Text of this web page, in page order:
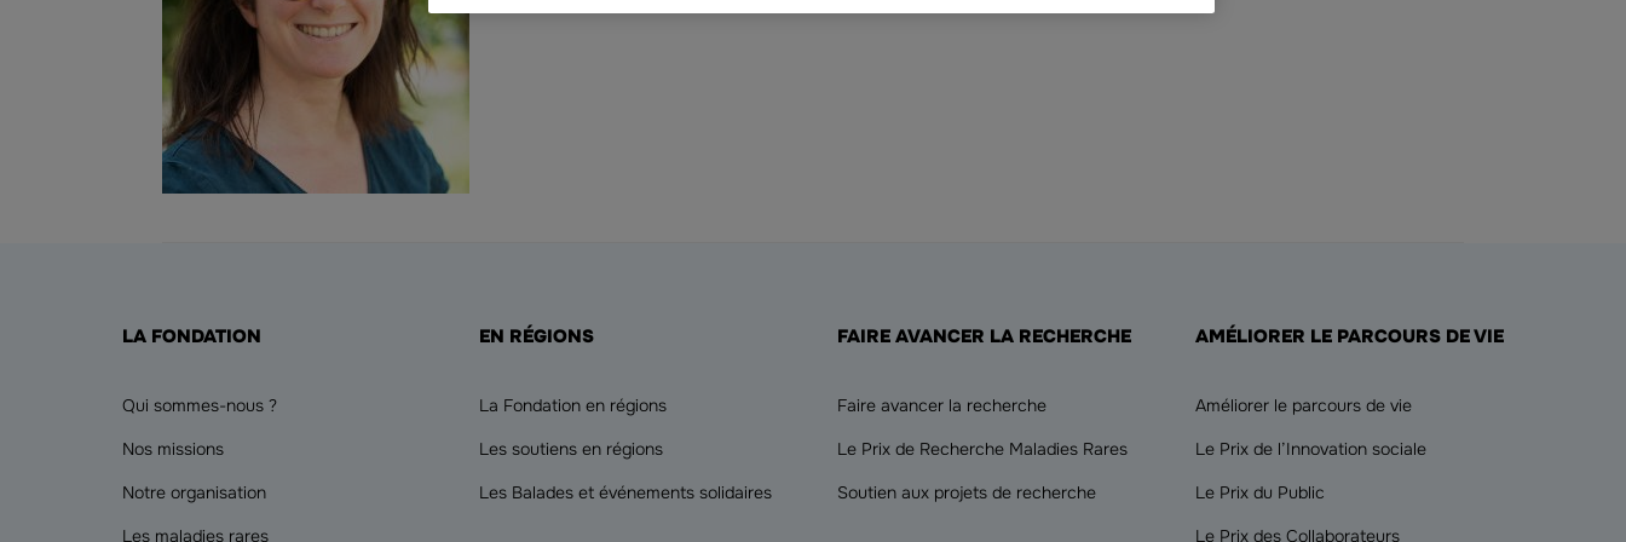
LA FONDATION
Qui sommes-nous ?
Nos missions
Notre organisation
Les maladies rares
EN RÉGIONS
La Fondation en régions
Les soutiens en régions
Les Balades et événements solidaires
FAIRE AVANCER LA RECHERCHE
Faire avancer la recherche
Le Prix de Recherche Maladies Rares
Soutien aux projets de recherche
AMÉLIORER LE PARCOURS DE VIE
Améliorer le parcours de vie
Le Prix de l’Innovation sociale
Le Prix du Public
Le Prix des Collaborateurs